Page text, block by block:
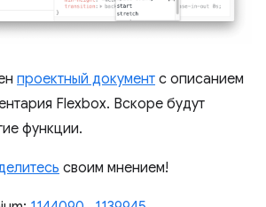
проектный документ с описанием
Flexbox. Вскоре будут
функции.
своим мнением!